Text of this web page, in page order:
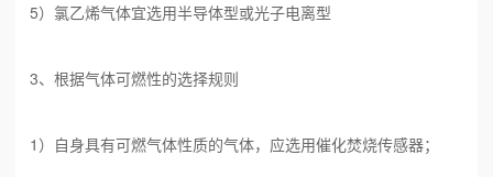
5）氯乙烯气体宜选用半导体型或光子电离型
3、根据气体可燃性的选择规则
1）自身具有可燃气体性质的气体，应选用催化焚烧传感器；